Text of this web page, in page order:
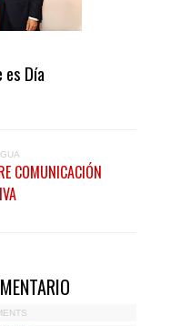
es Día
COMUNICACIÓN